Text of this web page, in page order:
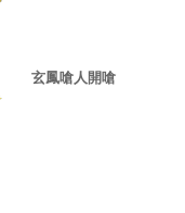
玄鳳嗆人開嗆